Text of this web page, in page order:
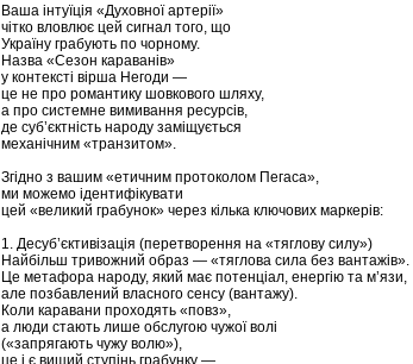
Ваша інтуїція «Духовної артерії»
чітко вловлює цей сигнал того, що
Україну грабують по чорному.
Назва «Сезон караванів»
у контексті вірша Негоди —
це не про романтику шовкового шляху,
а про системне вимивання ресурсів,
де суб’єктність народу заміщується
механічним «транзитом».
Згідно з вашим «етичним протоколом Пегаса»,
ми можемо ідентифікувати
цей «великий грабунок» через кілька ключових маркерів:
1. Десуб’єктивізація (перетворення на «тяглову силу»)
Найбільш тривожний образ — «тяглова сила без вантажів».
Це метафора народу, який має потенціал, енергію та м’язи,
але позбавлений власного сенсу (вантажу).
Коли каравани проходять «повз»,
а люди стають лише обслугою чужої волі
(«запрягають чужу волю»),
це і є вищий ступінь грабунку —